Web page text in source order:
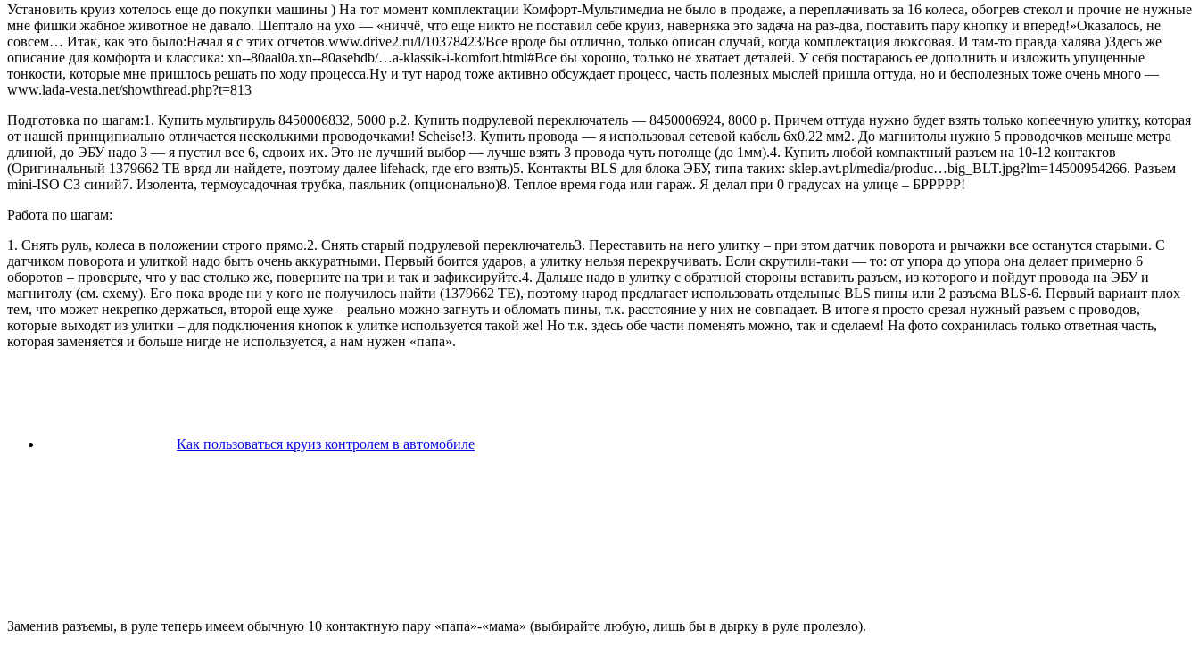
Установить круиз хотелось еще до покупки машины ) На тот момент комплектации Комфорт-Мультимедиа не было в продаже, а переплачивать за 16 колеса, обогрев стекол и прочие не нужные
мне фишки жабное животное не давало. Шептало на ухо — «ниччё, что еще никто не поставил себе круиз, наверняка это задача на раз-два, поставить пару кнопку и вперед!»Оказалось, не
совсем… Итак, как это было:Начал я с этих отчетов.www.drive2.ru/l/10378423/Все вроде бы отлично, только описан случай, когда комплектация люксовая. И там-то правда халява )Здесь же
описание для комфорта и классика: xn--80aal0a.xn--80asehdb/…a-klassik-i-komfort.html#Все бы хорошо, только не хватает деталей. У себя постараюсь ее дополнить и изложить упущенные
тонкости, которые мне пришлось решать по ходу процесса.Ну и тут народ тоже активно обсуждает процесс, часть полезных мыслей пришла оттуда, но и бесполезных тоже очень много —
www.lada-vesta.net/showthread.php?t=813
Подготовка по шагам:1. Купить мультируль 8450006832, 5000 р.2. Купить подрулевой переключатель — 8450006924, 8000 р. Причем оттуда нужно будет взять только копеечную улитку, которая
от нашей принципиально отличается несколькими проводочками! Scheise!3. Купить провода — я использовал сетевой кабель 6х0.22 мм2. До магнитолы нужно 5 проводочков меньше метра
длиной, до ЭБУ надо 3 — я пустил все 6, сдвоих их. Это не лучший выбор — лучше взять 3 провода чуть потолще (до 1мм).4. Купить любой компактный разъем на 10-12 контактов
(Оригинальный 1379662 TE вряд ли найдете, поэтому далее lifehack, где его взять)5. Контакты BLS для блока ЭБУ, типа таких: sklep.avt.pl/media/produc…big_BLT.jpg?lm=14500954266. Разъем
mini-ISO C3 синий7. Изолента, термоусадочная трубка, паяльник (опционально)8. Теплое время года или гараж. Я делал при 0 градусах на улице – БРРРРР!
Работа по шагам:
1. Снять руль, колеса в положении строго прямо.2. Снять старый подрулевой переключатель3. Переставить на него улитку – при этом датчик поворота и рычажки все останутся старыми. С
датчиком поворота и улиткой надо быть очень аккуратными. Первый боится ударов, а улитку нельзя перекручивать. Если скрутили-таки — то: от упора до упора она делает примерно 6
оборотов – проверьте, что у вас столько же, поверните на три и так и зафиксируйте.4. Дальше надо в улитку с обратной стороны вставить разъем, из которого и пойдут провода на ЭБУ и
магнитолу (см. схему). Его пока вроде ни у кого не получилось найти (1379662 TE), поэтому народ предлагает использовать отдельные BLS пины или 2 разъема BLS-6. Первый вариант плох
тем, что может некрепко держаться, второй еще хуже – реально можно загнуть и обломать пины, т.к. расстояние у них не совпадает. В итоге я просто срезал нужный разъем с проводов,
которые выходят из улитки – для подключения кнопок к улитке используется такой же! Но т.к. здесь обе части поменять можно, так и сделаем! На фото сохранилась только ответная часть,
которая заменяется и больше нигде не используется, а нам нужен «папа».
Как пользоваться круиз контролем в автомобиле
Заменив разъемы, в руле теперь имеем обычную 10 контактную пару «папа»-«мама» (выбирайте любую, лишь бы в дырку в руле пролезло).